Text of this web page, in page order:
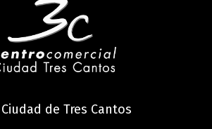
Ciudad de Tres Cantos